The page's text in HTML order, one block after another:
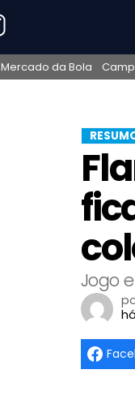
Mercado da Bola
Jogo